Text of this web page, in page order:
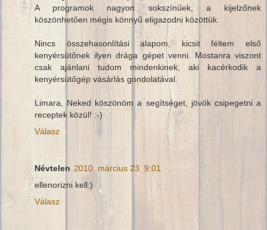
A programok nagyon sokszínűek, a kijelzőnek
köszönhetően mégis könnyű eligazodni közöttük.
Nincs összehasonlítási alapom, kicsit féltem első
kenyérsütőnek ilyen drága gépet venni. Mostanra viszont
csak ajánlani tudom mindenkinek, aki kacérkodik a
kenyérsütőgép vásárlás gondolatával.
Limara, Neked köszönöm a segítséget, jövök csipegetni a
receptek közül! :-)
Válasz
Névtelen 2010. március 23. 9:01
ellenorizni kell:)
Válasz